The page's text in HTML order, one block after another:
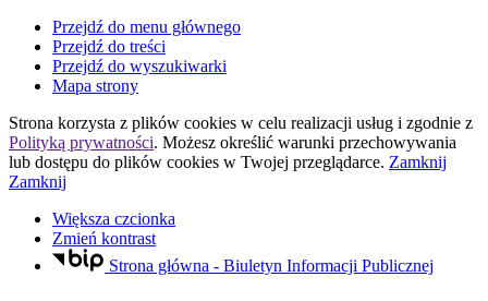
Przejdź do menu głównego
Przejdź do treści
Przejdź do wyszukiwarki
Mapa strony
Strona korzysta z plików cookies w celu realizacji usług i zgodnie z
Polityką prywatności. Możesz określić warunki przechowywania
lub dostępu do plików cookies w Twojej przeglądarce. Zamknij
Zamknij
Większa czcionka
Zmień kontrast
Strona główna - Biuletyn Informacji Publicznej